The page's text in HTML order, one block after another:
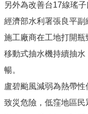
另外為改善台17線瑤
經濟部水利署張良平
施工廠商在工地打開
移動式抽水機持續抽
暢。
盧碧颱風減弱為熱帶
致災危險，低窪地區